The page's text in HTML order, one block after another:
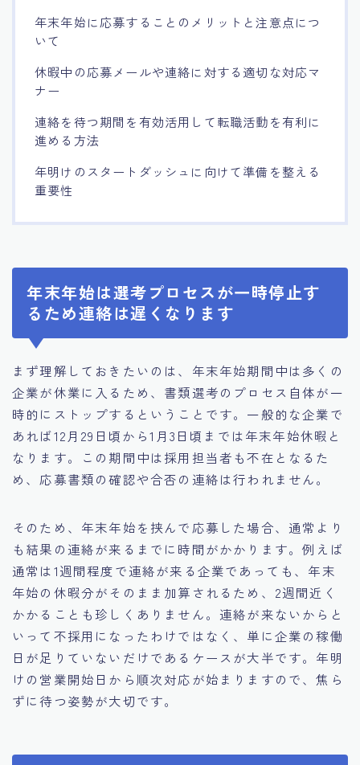
年末年始に応募することのメリットと注意点につ
いて
休暇中の応募メールや連絡に対する適切な対応マ
ナー
連絡を待つ期間を有効活用して転職活動を有利に
進める方法
年明けのスタートダッシュに向けて準備を整える
重要性
年末年始は選考プロセスが一時停止す
るため連絡は遅くなります
まず理解しておきたいのは、年末年始期間中は多くの
企業が休業に入るため、書類選考のプロセス自体が一
時的にストップするということです。一般的な企業で
あれば12月29日頃から1月3日頃までは年末年始休暇と
なります。この期間中は採用担当者も不在となるた
め、応募書類の確認や合否の連絡は行われません。
そのため、年末年始を挟んで応募した場合、通常より
も結果の連絡が来るまでに時間がかかります。例えば
通常は1週間程度で連絡が来る企業であっても、年末
年始の休暇分がそのまま加算されるため、2週間近く
かかることも珍しくありません。連絡が来ないからと
いって不採用になったわけではなく、単に企業の稼働
日が足りていないだけであるケースが大半です。年明
けの営業開始日から順次対応が始まりますので、焦ら
ずに待つ姿勢が大切です。